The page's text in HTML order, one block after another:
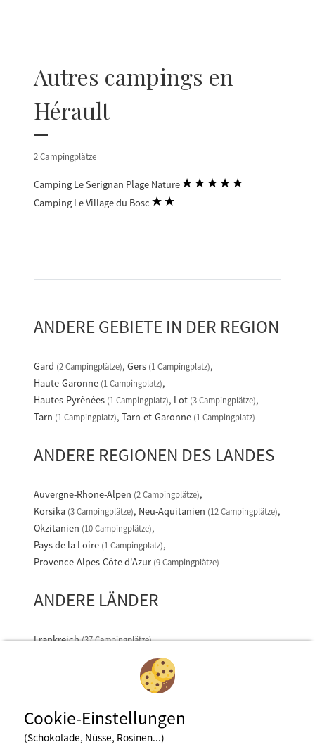
Autres campings en
Hérault
2 Campingplätze
Camping Le Serignan Plage Nature
Camping Le Village du Bosc
ANDERE GEBIETE IN DER REGION
Gard (2 Campingplätze) Gers (1 Campingplatz)
Haute-Garonne (1 Campingplatz)
Hautes-Pyrénées (1 Campingplatz) Lot (3 Campingplätze)
Tarn (1 Campingplatz) Tarn-et-Garonne (1 Campingplatz)
ANDERE REGIONEN DES LANDES
Auvergne-Rhone-Alpen (2 Campingplätze)
Korsika (3 Campingplätze) Neu-Aquitanien (12 Campingplätze)
Okzitanien (10 Campingplätze)
Pays de la Loire (1 Campingplatz)
Provence-Alpes-Côte d'Azur (9 Campingplätze)
ANDERE LÄNDER
Frankreich(37 Campingplätze)
Cookie-Einstellungen
(Schokolade, Nüsse, Rosinen...)